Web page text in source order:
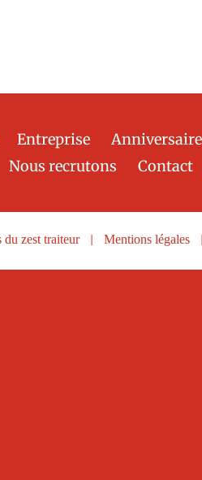
Entreprise Anniversaire
Nous recrutons Contact
zest traiteur | Mentions légales |